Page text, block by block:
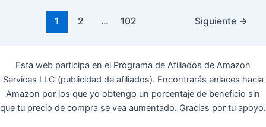
Nuestras
Relaciones
1 2 … 102 Siguiente →
Esta web participa en el Programa de Afiliados de Amazon
Services LLC (publicidad de afiliados). Encontrarás enlaces hacia
Amazon por los que yo obtengo un porcentaje de beneficio sin
que tu precio de compra se vea aumentado. Gracias por tu apoyo.